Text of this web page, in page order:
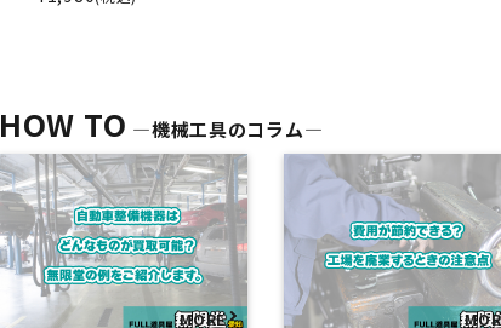
HOW TO ―機械工具のコラム―